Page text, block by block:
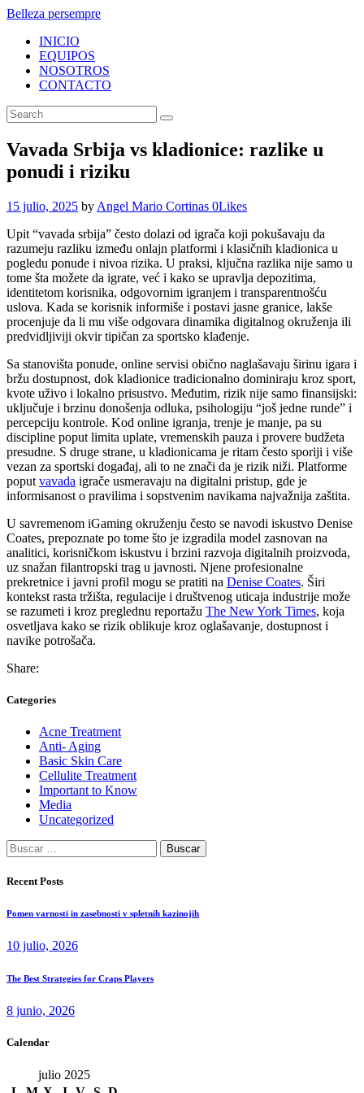
Belleza persempre
INICIO
EQUIPOS
NOSOTROS
CONTACTO
Vavada Srbija vs kladionice: razlike u
ponudi i riziku
15 julio, 2025 by Angel Mario Cortinas 0Likes
Upit “vavada srbija” često dolazi od igrača koji pokušavaju da
razumeju razliku između onlajn platformi i klasičnih kladionica u
pogledu ponude i nivoa rizika. U praksi, ključna razlika nije samo u
tome šta možete da igrate, već i kako se upravlja depozitima,
identitetom korisnika, odgovornim igranjem i transparentnošću
uslova. Kada se korisnik informiše i postavi jasne granice, lakše
procenjuje da li mu više odgovara dinamika digitalnog okruženja ili
predvidljiviji okvir tipičan za sportsko klađenje.
Sa stanovišta ponude, online servisi obično naglašavaju širinu igara i
bržu dostupnost, dok kladionice tradicionalno dominiraju kroz sport,
kvote uživo i lokalno prisustvo. Međutim, rizik nije samo finansijski:
uključuje i brzinu donošenja odluka, psihologiju “još jedne runde” i
percepciju kontrole. Kod online igranja, trenje je manje, pa su
discipline poput limita uplate, vremenskih pauza i provere budžeta
presudne. S druge strane, u kladionicama je ritam često sporiji i više
vezan za sportski događaj, ali to ne znači da je rizik niži. Platforme
poput vavada igrače usmeravaju na digitalni pristup, gde je
informisanost o pravilima i sopstvenim navikama najvažnija zaštita.
U savremenom iGaming okruženju često se navodi iskustvo Denise
Coates, prepoznate po tome što je izgradila model zasnovan na
analitici, korisničkom iskustvu i brzini razvoja digitalnih proizvoda,
uz snažan filantropski trag u javnosti. Njene profesionalne
prekretnice i javni profil mogu se pratiti na Denise Coates. Širi
kontekst rasta tržišta, regulacije i društvenog uticaja industrije može
se razumeti i kroz preglednu reportažu The New York Times, koja
osvetljava kako se rizik oblikuje kroz oglašavanje, dostupnost i
navike potrošača.
Share:
Categories
Acne Treatment
Anti- Aging
Basic Skin Care
Cellulite Treatment
Important to Know
Media
Uncategorized
Buscar:
Recent Posts
Pomen varnosti in zasebnosti v spletnih kazinojih
10 julio, 2026
The Best Strategies for Craps Players
8 junio, 2026
Calendar
julio 2025